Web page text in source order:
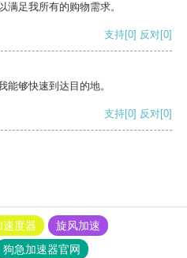
满足我所有的购物需求。
支持[0] 反对[0]
能够快速到达目的地。
支持[0] 反对[0]
速度器
旋风加速
狗急加速器官网